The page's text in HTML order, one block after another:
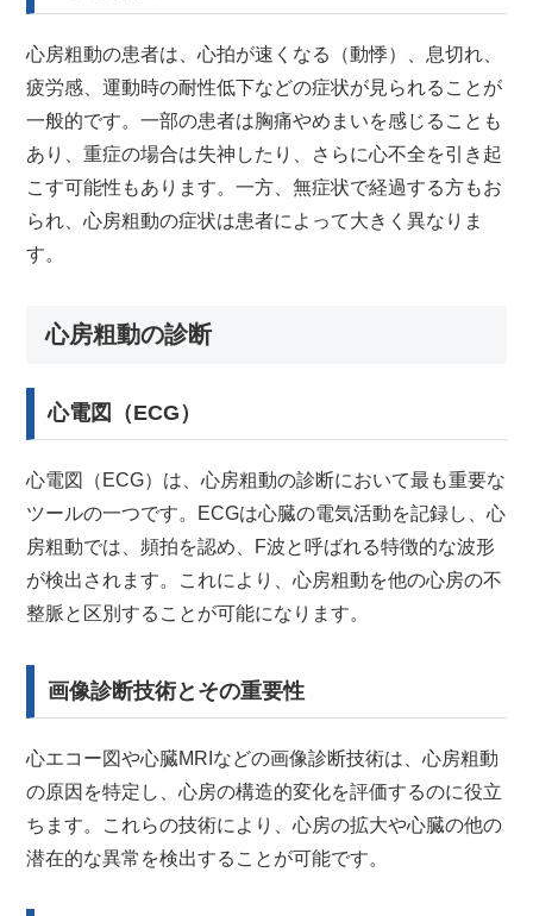
心房粗動の患者は、心拍が速くなる（動悸）、息切れ、
疲労感、運動時の耐性低下などの症状が見られることが
一般的です。一部の患者は胸痛やめまいを感じることも
あり、重症の場合は失神したり、さらに心不全を引き起
こす可能性もあります。一方、無症状で経過する方もお
られ、心房粗動の症状は患者によって大きく異なりま
す。
心房粗動の診断
心電図（ECG）
心電図（ECG）は、心房粗動の診断において最も重要な
ツールの一つです。ECGは心臓の電気活動を記録し、心
房粗動では、頻拍を認め、F波と呼ばれる特徴的な波形
が検出されます。これにより、心房粗動を他の心房の不
整脈と区別することが可能になります。
画像診断技術とその重要性
心エコー図や心臓MRIなどの画像診断技術は、心房粗動
の原因を特定し、心房の構造的変化を評価するのに役立
ちます。これらの技術により、心房の拡大や心臓の他の
潜在的な異常を検出することが可能です。